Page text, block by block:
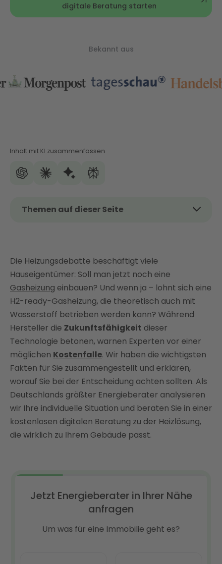
digitale Beratung starten
Bekannt aus
Inhalt mit KI zusammenfassen
Themen auf dieser Seite
Kosten einer H2-ready-Gasheizung
Hybridlösungen für H2-ready-Gasheizungen
Jetzt mit Enter bis zu 80 % Förderung für H2-ready-
Gasheizungen sichern
Vor- und Nachteile einer H2-ready-Gasheizung
Fazit: Mit Enter auf H2-ready-Gasheizung
umsteigen – Investment in die Zukunft?
FAQ
Die Heizungsdebatte beschäftigt viele
Hauseigentümer: Soll man jetzt noch eine
Gasheizung einbauen? Und wenn ja – lohnt sich eine
H2-ready-Gasheizung, die theoretisch auch mit
Wasserstoff betrieben werden kann? Während
Hersteller die Zukunftsfähigkeit dieser
Technologie betonen, warnen Experten vor einer
möglichen Kostenfalle. Wir haben die wichtigsten
Fakten für Sie zusammengestellt und erklären,
worauf Sie bei der Entscheidung achten sollten. Als
Deutschlands größter Energieberater analysieren
wir Ihre individuelle Situation und beraten Sie in einer
kostenlosen digitalen Beratung zu der Heizlösung,
die wirklich zu Ihrem Gebäude passt.